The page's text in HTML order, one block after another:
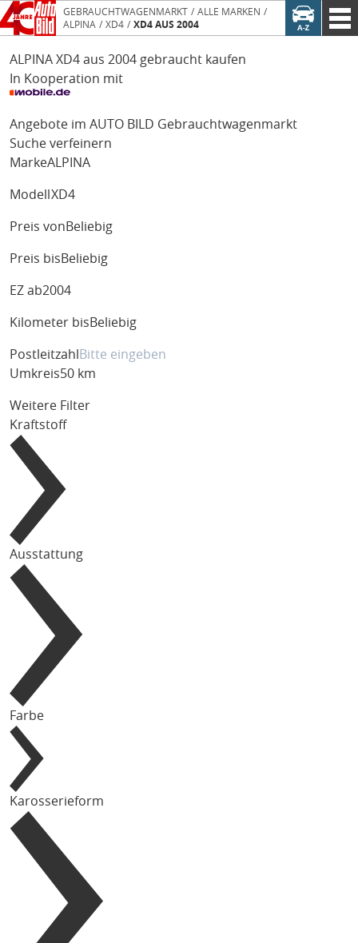
GEBRAUCHTWAGENMARKT
ALLE MARKEN
ALPINA
XD4 XD4 AUS 2004
ALPINA XD4 aus 2004 gebraucht kaufen
In Kooperation mit
Angebote im AUTO BILD Gebrauchtwagenmarkt
Suche verfeinern
MarkeALPINA
Modell XD4
Preis von Beliebig
Preis bis Beliebig
EZ ab2004
Kilometer bis Beliebig
Postleitzahl
Umkreis50 km
Weitere Filter
Kraftstoff
Ausstattung
Farbe
Karosserieform